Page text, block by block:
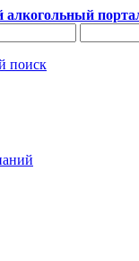
поиск